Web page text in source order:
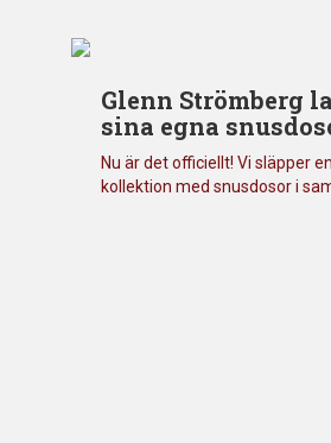
Glenn Strömberg
sina egna
Nu är det officiellt! Vi släpper
kollektion med snusdosor i